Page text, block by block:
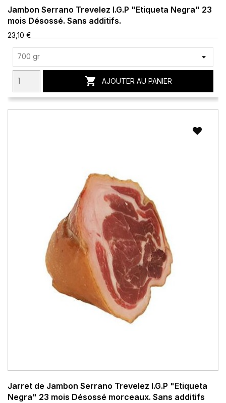
Jambon Serrano Trevelez I.G.P "Etiqueta Negra" 23
mois Désossé. Sans additifs.
23,10 €
 AJOUTER AU PANIER
Jarret de Jambon Serrano Trevelez I.G.P "Etiqueta
Negra" 23 mois Désossé morceaux. Sans additifs